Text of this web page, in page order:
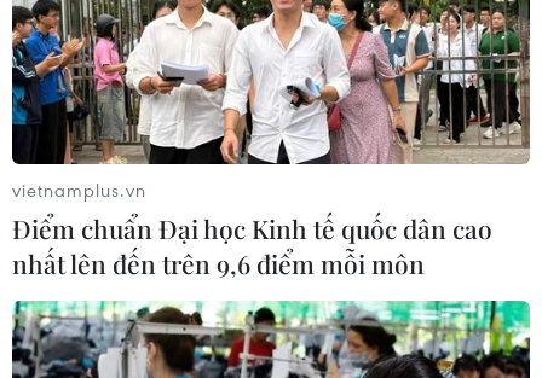
vietnamplus.vn
Điểm chuẩn Đại học Kinh tế quốc dân cao
nhất lên đến trên 9,6 điểm mỗi môn